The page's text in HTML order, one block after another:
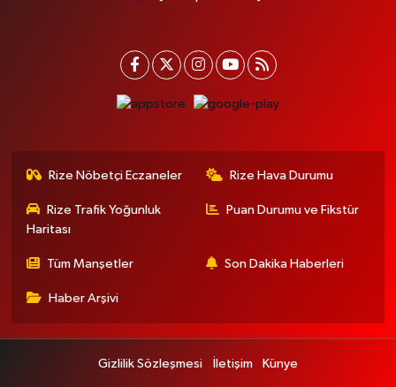
Rize Nöbetçi Eczaneler Rize Hava Durumu
Rize Trafik Yoğunluk
Haritası
Puan Durumu ve Fikstür
Tüm Manşetler Son Dakika Haberleri
Haber Arşivi
Gizlilik Sözleşmesi İletişim Künye